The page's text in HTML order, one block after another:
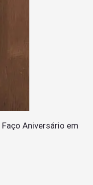
Faço Aniversário em